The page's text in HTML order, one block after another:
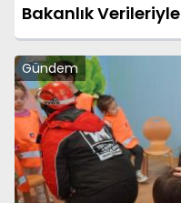
Bakanlık
Gündem